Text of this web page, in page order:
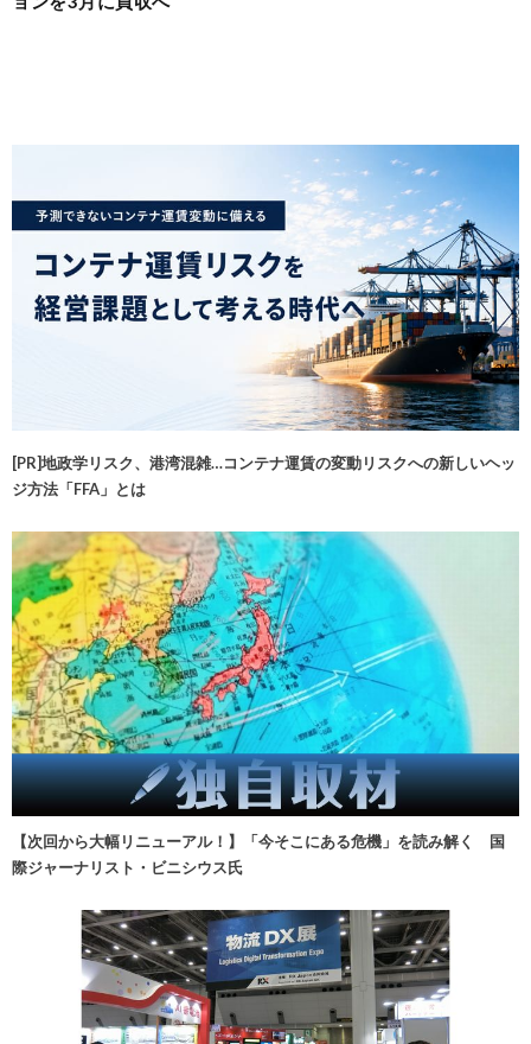
[PR]地政学リスク、港湾混雑…コンテナ運賃の変動リスクへの新しいヘッ
ジ方法「FFA」とは
【次回から大幅リニューアル！】「今そこにある危機」を読み解く 国
際ジャーナリスト・ビニシウス氏